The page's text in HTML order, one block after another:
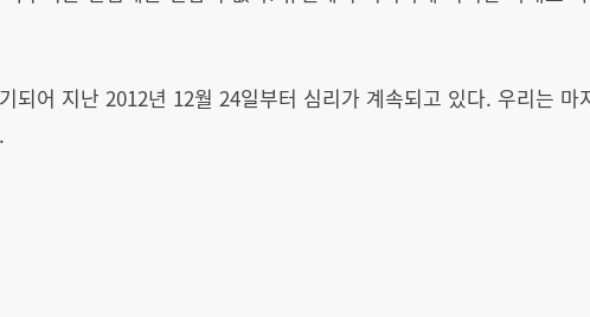
되어 지난 2012년 12월 24일부터 심리가 계속되고 있다. 우리는 마